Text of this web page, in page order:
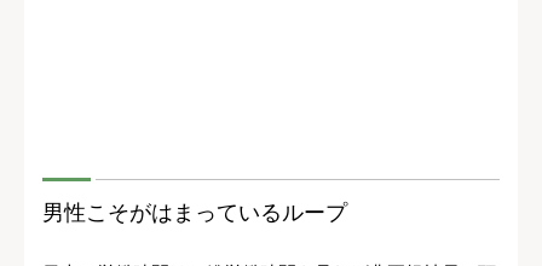
男性こそがはまっているループ